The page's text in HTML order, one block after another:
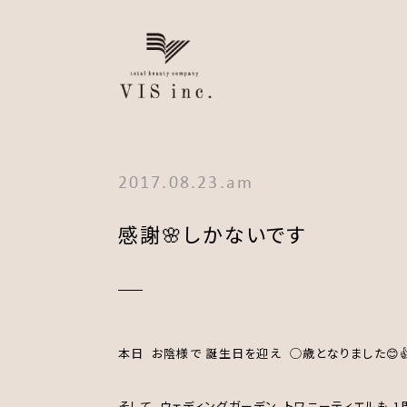
2017.08.23.am
感謝🌸しかないです
本日 お陰様で 誕生日を迎え ◯歳となりました